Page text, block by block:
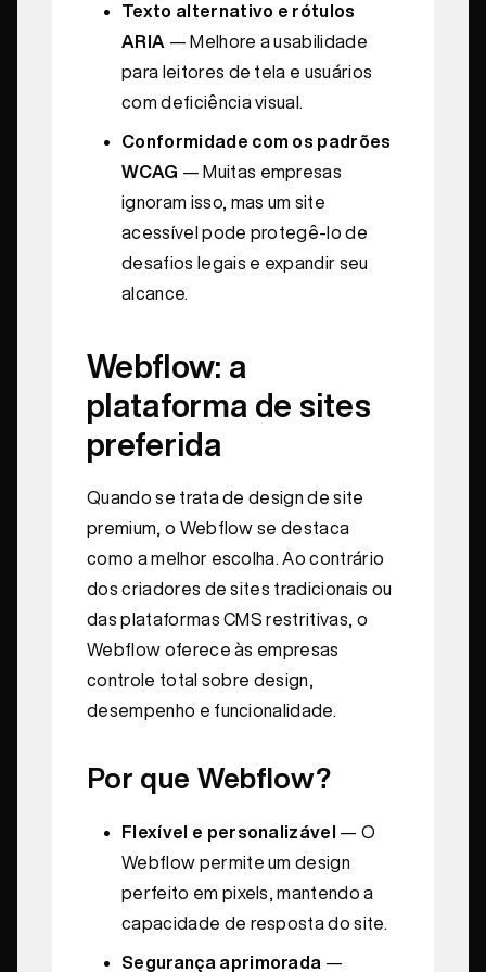
Texto alternativo e rótulos
ARIA — Melhore a usabilidade
para leitores de tela e usuários
com deficiência visual.
Conformidade com os padrões
WCAG — Muitas empresas
ignoram isso, mas um site
acessível pode protegê-lo de
desafios legais e expandir seu
alcance.
Webflow: a
plataforma de sites
preferida
Quando se trata de design de site
premium, o Webflow se destaca
como a melhor escolha. Ao contrário
dos criadores de sites tradicionais ou
das plataformas CMS restritivas, o
Webflow oferece às empresas
controle total sobre design,
desempenho e funcionalidade.
Por que Webflow?
Flexível e personalizável
— O
Webflow permite um design
perfeito em pixels, mantendo a
capacidade de resposta do site.
Segurança aprimorada —